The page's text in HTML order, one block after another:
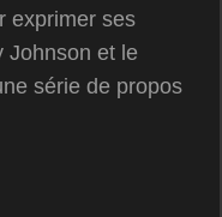
exprimer ses
Johnson et le
série de propos